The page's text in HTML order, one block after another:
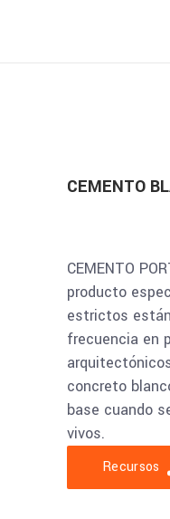
CEMENTO
CEMENTO
producto
estrictos
frecuencia en
concreto
base cuando
vivos.
Recursos